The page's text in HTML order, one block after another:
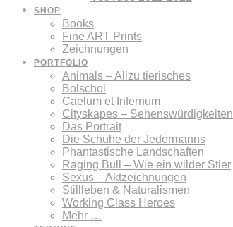
SHOP
Books
Fine ART Prints
Zeichnungen
PORTFOLIO
Animals – Allzu tierisches
Bolschoi
Caelum et Infernum
Cityskapes – Sehenswürdigkeiten
Das Portrait
Die Schuhe der Jedermanns
Phantastische Landschaften
Raging Bull – Wie ein wilder Stier
Sexus – Aktzeichnungen
Stillleben & Naturalismen
Working Class Heroes
Mehr …